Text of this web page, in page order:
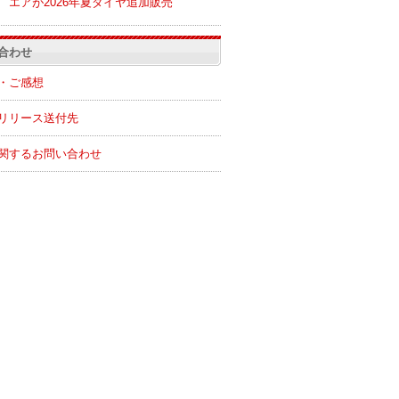
わせ
ご感想
リース送付先
するお問い合わせ